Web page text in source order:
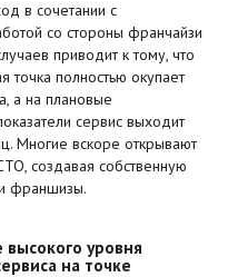
в сочетании с
со стороны франчайзи
приводит к тому, что
точка полностью окупает
а на плановые
сервис выходит
Многие вскоре открывают
создавая собственную
франшизы.
уровня
на точке